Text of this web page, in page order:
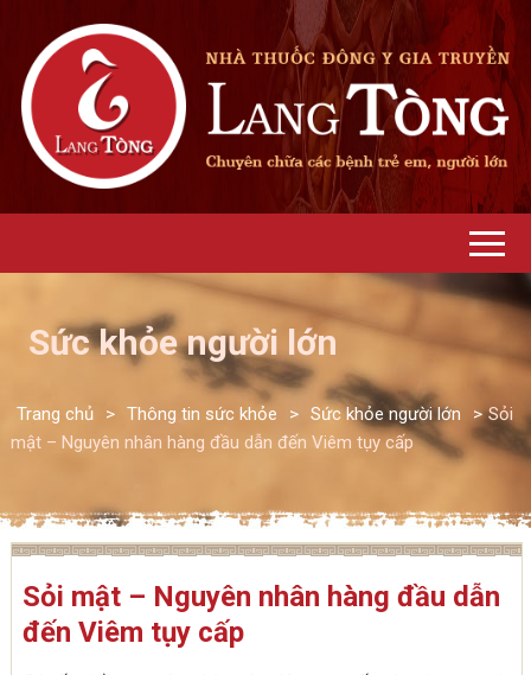
Sức khỏe người lớn
Trang chủ > Thông tin sức khỏe > Sức khỏe người lớn > Sỏi
mật – Nguyên nhân hàng đầu dẫn đến Viêm tụy cấp
Sỏi mật – Nguyên nhân hàng đầu dẫn
đến Viêm tụy cấp